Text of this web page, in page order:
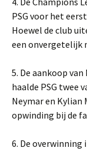
PSG voor het
Hoewel de club
een onvergetelijk
5. De aankoop van
haalde PSG twee
Neymar en Kylian
opwinding bij de
6. De overwinning